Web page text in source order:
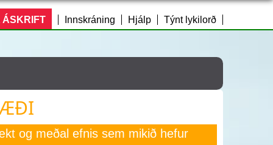
ÁSKRIFT Innskráning Hjálp Týnt lykilorð
og meðal efnis sem mikið hefur